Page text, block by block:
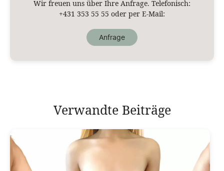
Wir freuen uns über Ihre Anfrage. Telefonisch:
+431 353 55 55 oder per E-Mail:
Anfrage
Verwandte Beiträge